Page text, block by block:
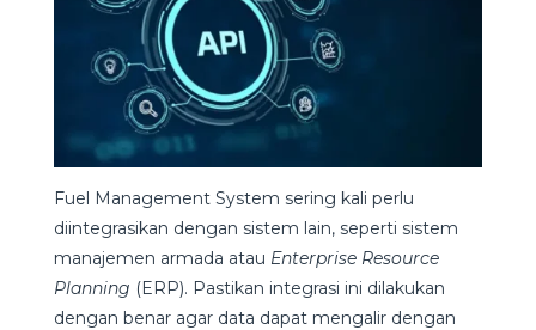
Fuel Management System sering kali perlu
diintegrasikan dengan sistem lain, seperti sistem
manajemen armada atau Enterprise Resource
Planning (ERP). Pastikan integrasi ini dilakukan
dengan benar agar data dapat mengalir dengan